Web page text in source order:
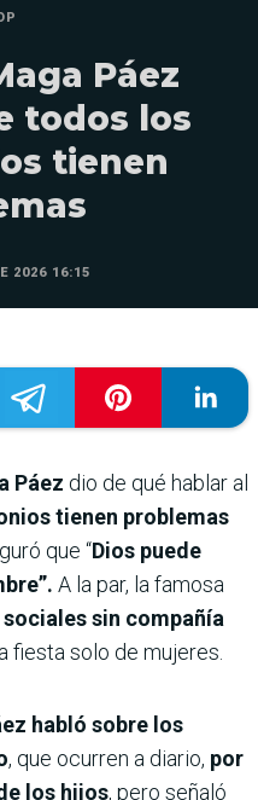
Páez
todos los
tienen
2026 16:15
Páez dio de qué hablar al
tienen problemas
que “Dios puede
A la par, la famosa
sin compañía
fiesta solo de mujeres.
habló sobre los
, que ocurren a diario, por
los hijos, pero señaló